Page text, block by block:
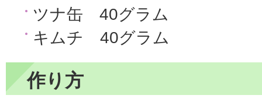
ツナ缶 40グラム
キムチ 40グラム
作り方